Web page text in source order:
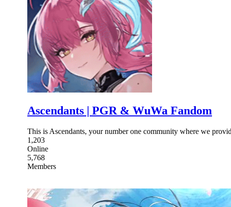
Ascendants | PGR & WuWa Fandom
This is Ascendants, your number one community where we
1,203
Online
5,768
Members